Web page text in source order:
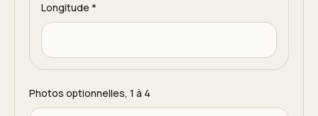
Longitude *
Photos optionnelles, 1 à 4